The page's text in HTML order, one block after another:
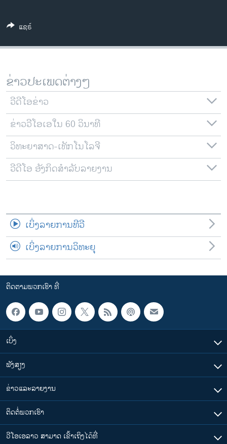
ສຽງ
ລາຍການກະຈາຍສຽງ
ຕິດຕາມພວກເຮົາ ທີ່
ພາສາຕ່າງໆ
ແຊຣ໌
ຂ່າວປະເພດຕ່າງໆ
ວີດີໂອຂ່າວ
ຂ່າວວີໂອເອໃນ 60 ວິນາທີ
ວິທະຍາສາດ-ເທັກໂນໂລຈີ
ວີດີໂອ ອັງກິດສຳລັບລາຍງານ
ເບິ່ງລາຍການທີວີ
ເບິ່ງລາຍການວິທະຍຸ
ຕິດຕາມພວກເຮົາ ທີ່
ເບິ່ງ
ຟັງສຽງ
ຂ່າວແລະລາຍງານ
ຕິດຕໍ່ພວກເຮົາ
ວີໂອເອລາວ ສາມາດ ເຂົ້າເຖິງໄດ້ທີ່